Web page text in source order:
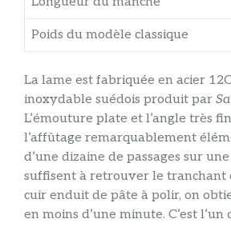
Poids du modèle classique
La lame est fabriquée en acier
inoxydable suédois produit par
L’émouture plate et l’angle très
l’affûtage remarquablement
d’une dizaine de passages sur
suffisent à retrouver le tranchant
cuir enduit de pâte à polir, on
en moins d’une minute. C’est l’un